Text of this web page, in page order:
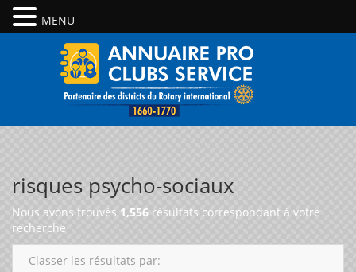
risques psycho-sociaux
Nous avons trouvés 1,556 résultats correspondant à votre
recherche
Classer les résultats par:
MENU